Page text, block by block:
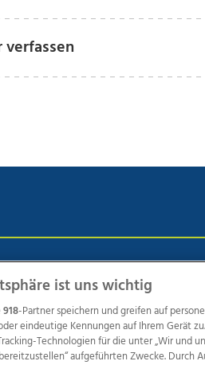
mog-i.at OÖNow Ischler Woche
ist uns wichtig
918-Partner speichern und greifen auf
eindeutige Kennungen auf Ihrem Gerät
Technologien für die unter „Wir und
aufgeführten Zwecke. Durch